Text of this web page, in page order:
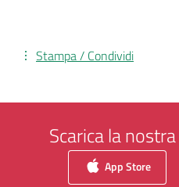
Stampa / Condividi
Scarica la
App Store